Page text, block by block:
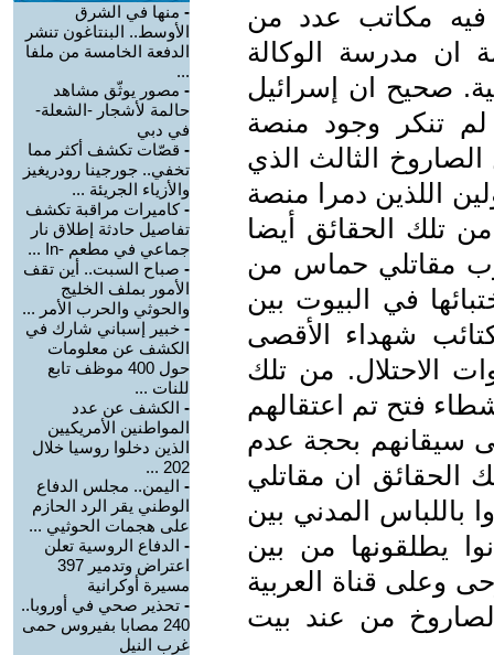
مكاتب عدد من
ان مدرسة الوكالة
صحيح ان إسرائيل
تنكر وجود منصة
الثالث الذي
اللذين دمرا منصة
تلك الحقائق أيضا
مقاتلي حماس من
في البيوت بين
شهداء الأقصى
الاحتلال. من تلك
فتح تم اعتقالهم
سيقانهم بحجة عدم
الحقائق ان مقاتلي
باللباس المدني بين
يطلقونها من بين
وعلى قناة العربية
من عند بيت
- منها في الشرق
الأوسط.. البنتاغون تنشر
الدفعة الخامسة من ملفا
...
- مصور يوثّق مشاهد
حالمة لأشجار -الشعلة-
في دبي
- قصّات تكشف أكثر مما
تخفي.. جورجينا رودريغيز
والأزياء الجريئة ...
-كاميرات مراقبة تكشف
تفاصيل حادثة إطلاق نار
جماعي في مطعم -In ...
- صباح السبت.. أين تقف
الأمور بملف الخليج
والحوثي والحرب الأمر ...
- خبير إسباني شارك في
الكشف عن معلومات
حول 400 موظف تابع
للنات ...
- الكشف عن عدد
المواطنين الأمريكيين
الذين دخلوا روسيا خلال
202 ...
- اليمن.. مجلس الدفاع
الوطني يقر الرد الحازم
على هجمات الحوثيي ...
- الدفاع الروسية تعلن
اعتراض وتدمير 397
مسيرة أوكرانية
- تحذير صحي في أوروبا..
240 مصابا بفيروس حمى
غرب النيل